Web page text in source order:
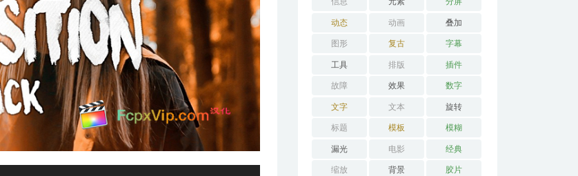
动态 动画 叠加
图形 复古 字幕
工具 排版 插件
故障 效果 数字
文字 文本 旋转
标题 模板 模糊
漏光 电影 经典
缩放 背景 胶片